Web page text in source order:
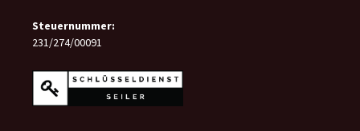
Steuernummer:
231/274/00091